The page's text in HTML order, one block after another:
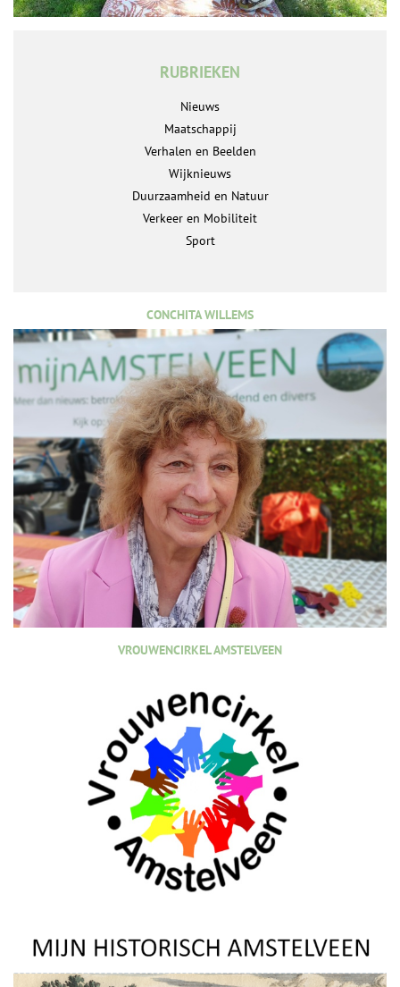
RUBRIEKEN
Nieuws
Maatschappij
Verhalen en Beelden
Wijknieuws
Duurzaamheid en Natuur
Verkeer en Mobiliteit
Sport
CONCHITA WILLEMS
VROUWENCIRKEL AMSTELVEEN